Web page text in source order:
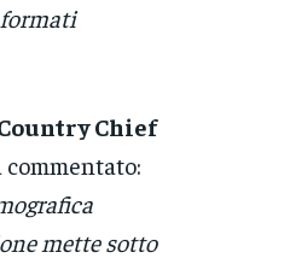
Chief
mette sotto